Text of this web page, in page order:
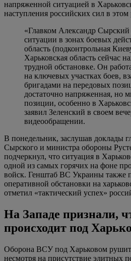
напряженной ситуацией в
наступления российских сил в этом
«Главком Александр
ситуации в зонах боевых
область (подконтрольная
Харьковская область сейчас
трудной обстановке. Он
на ключевых участках боев,
бригадами на передовых
достаточно напряженная, но
позиции, особенно в
заявил Зеленский в своем
видеообращении.
В понедельник, заслушав доклады
Сырского и министра обороны
подчеркнул, что ситуация в
одной из самых горячих на фоне
войск. Генштаб ВС Украины также
оперативной обстановки на
отметил «тактический успех»
На Западе признали,
происходит под
Оборона ВСУ под Харьковом
несмотря на присутствие элитных